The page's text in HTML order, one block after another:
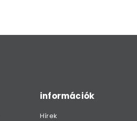
információk
Hírek